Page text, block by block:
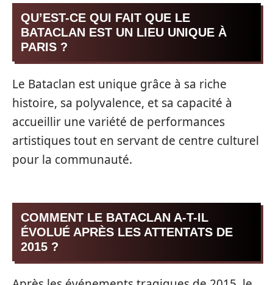
QU’EST-CE QUI FAIT QUE LE
BATACLAN EST UN LIEU UNIQUE À
PARIS ?
Le Bataclan est unique grâce à sa riche
histoire, sa polyvalence, et sa capacité à
accueillir une variété de performances
artistiques tout en servant de centre culturel
pour la communauté.
COMMENT LE BATACLAN A-T-IL
ÉVOLUÉ APRÈS LES ATTENTATS DE
2015 ?